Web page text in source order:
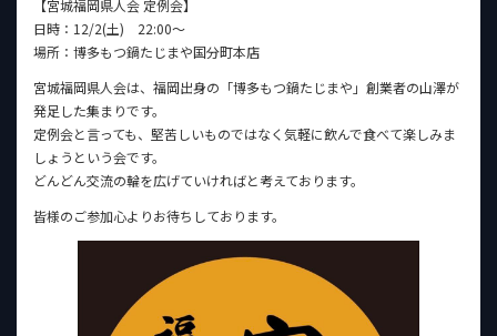
【宮城福岡県人会 定例会】
日時：12/2(土) 22:00〜
場所：博多もつ鍋たじまや国分町本店
宮城福岡県人会は、福岡出身の「博多もつ鍋たじまや」創業者の山澤が
発足した集まりです。
定例会と言っても、堅苦しいものではなく気軽に飲んで食べて楽しみま
しょうという会です。
どんどん交流の輪を広げていければと考えております。
皆様のご参加心よりお待ちしております。